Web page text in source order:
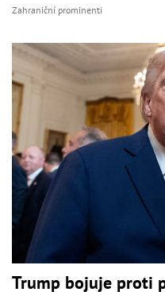
Zahraniční prominenti
Trump bojuje proti